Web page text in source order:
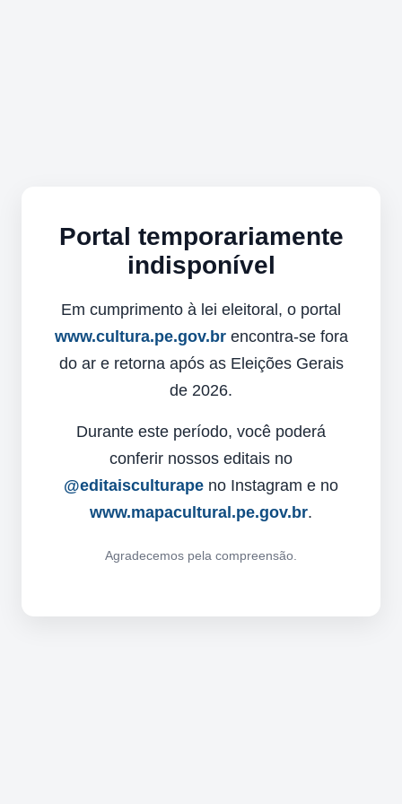
Portal temporariamente
indisponível
Em cumprimento à lei eleitoral, o portal
www.cultura.pe.gov.brencontra-se fora
do ar e retorna após as Eleições Gerais
de 2026.
Durante este período, você poderá
conferir nossos editais no
@editaisculturape no Instagram e no
www.mapacultural.pe.gov.br.
Agradecemos pela compreensão.